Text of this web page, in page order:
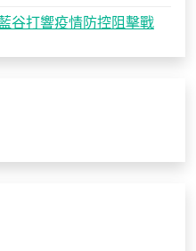
谷打響疫情防控阻擊戰